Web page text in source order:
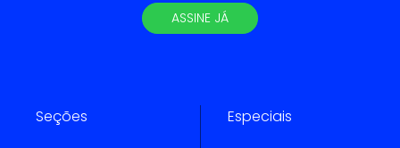
ASSINE JÁ
Seções Especiais